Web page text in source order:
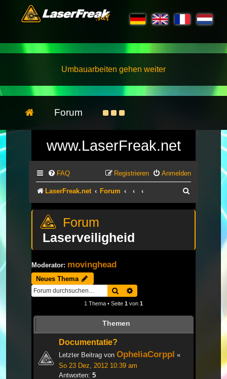
Umbauarbeiten gehen weiter
Forum
www.LaserFreak.net
FAQ Anmelden
Registrieren
LaserFreak.net Forum
Laserveiligheid
Moderator: movinghead
Neues Thema
Suche
1 Thema • Seite 1 von 1
Themen
Documentatie?
Letzter Beitrag von OpheliaCorppl «
So 23 Dez, 2012 10:39 am
Antworten: 5